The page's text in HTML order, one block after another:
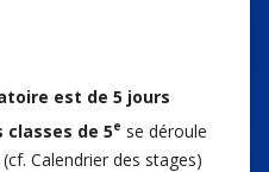
est de 5 jours
de 5e se déroule
(cf. Calendrier des stages)